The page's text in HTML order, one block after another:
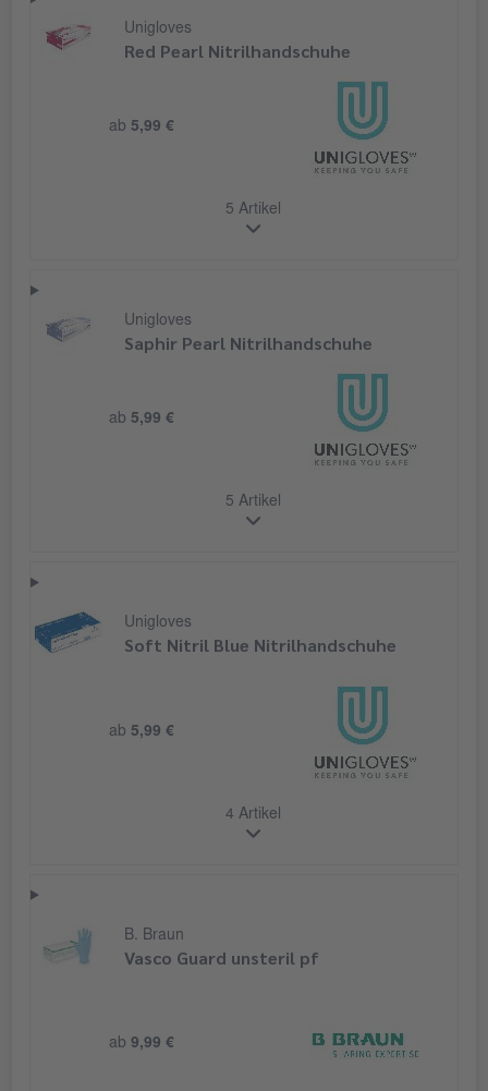
Unigloves
Red Pearl Nitrilhandschuhe
ab 5,99 €
5 Artikel
Unigloves
Saphir Pearl Nitrilhandschuhe
ab 5,99 €
5 Artikel
Unigloves
Soft Nitril Blue Nitrilhandschuhe
ab 5,99 €
4 Artikel
B. Braun
Vasco Guard unsteril pf
ab 9,99 €